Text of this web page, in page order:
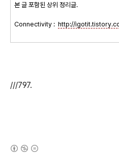
본 글 포함된 상위 정리글.
Connectivity : http://
///797.